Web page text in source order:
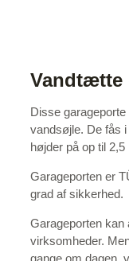
Vandtætte
Disse
vandsøjle. De fås
højder på op til 2,5
Garageporten er
grad af sikkerhed.
Garageporten kan
virksomheder.
gange om dagen,